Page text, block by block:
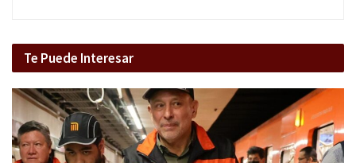
Te Puede Interesar